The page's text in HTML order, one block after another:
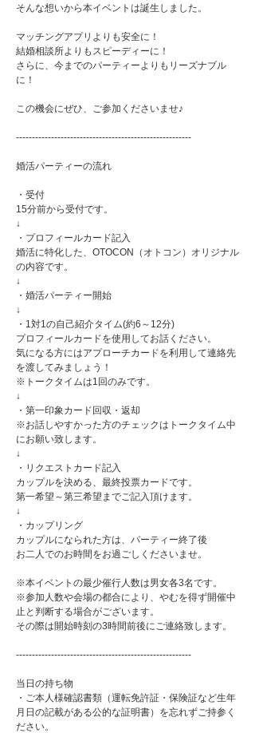
そんな想いから本イベントは誕生しました。
マッチングアプリよりも安全に！
結婚相談所よりもスピーディーに！
さらに、今までのパーティーよりもリーズナブル
に！
この機会にぜひ、ご参加くださいませ♪
-------------------------------------------------------
婚活パーティーの流れ
・受付
15分前から受付です。
↓
・プロフィールカード記入
婚活に特化した、OTOCON（オトコン）オリジナル
の内容です。
↓
・婚活パーティー開始
↓
・1対1の自己紹介タイム(約6～12分)
プロフィールカードを使用してお話ください。
気になる方にはアプローチカードを利用して連絡先
を渡してみましょう！
※トークタイムは1回のみです。
↓
・第一印象カード回収・返却
※お話しやすかった方のチェックはトークタイム中
にお願い致します。
↓
・リクエストカード記入
カップルを決める、最終投票カードです。
第一希望～第三希望までご記入頂けます。
↓
・カップリング
カップルになられた方は、パーティー終了後
お二人でのお時間をお過ごしくださいませ。
※本イベントの最少催行人数は男女各3名です。
※参加人数や会場の都合により、やむを得ず開催中
止と判断する場合がございます。
その際は開始時刻の3時間前後にご連絡致します。
-------------------------------------------------------
当日の持ち物
・ご本人様確認書類（運転免許証・保険証など生年
月日の記載がある公的な証明書）を忘れずご持参く
ださい。